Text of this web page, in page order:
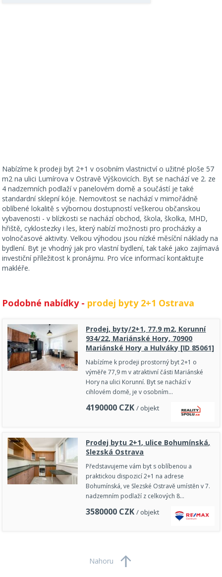
Nabízíme k prodeji byt 2+1 v osobním vlastnictví o užitné ploše 57
m2 na ulici Lumírova v Ostravě Výškovicích. Byt se nachází ve 2. ze
4 nadzemních podlaží v panelovém domě a součástí je také
standardní sklepní kóje. Nemovitost se nachází v mimořádně
oblíbené lokalitě s výbornou dostupností veškerou občanskou
vybavenosti - v blízkosti se nachází obchod, škola, školka, MHD,
hřiště, cyklostezky i les, který nabízí možnosti pro procházky a
volnočasové aktivity. Velkou výhodou jsou nízké měsíční náklady na
bydlení. Byt je vhodný jak pro vlastní bydlení, tak také jako zajímavá
investiční příležitost k pronájmu. Pro více informací kontaktujte
makléře.
Podobné nabídky - prodej byty 2+1 Ostrava
Prodej, byty/2+1, 77.9 m2, Korunní
934/22, Mariánské Hory, 70900
Mariánské Hory a Hulváky [ID 85061]
Nabízíme k prodeji prostorný byt 2+1 o
výměře 77,9 m v atraktivní části Mariánské
Hory na ulici Korunní. Byt se nachází v
cihlovém domě, je v osobním…
4190000 CZK / objekt
Prodej bytu 2+1, ulice Bohumínská,
Slezská Ostrava
Představujeme vám byt s oblíbenou a
praktickou dispozicí 2+1 na adrese
Bohumínská, ve Slezské Ostravě umístěn v 7.
nadzemním podlaží z celkových 8…
3580000 CZK / objekt
Nahoru